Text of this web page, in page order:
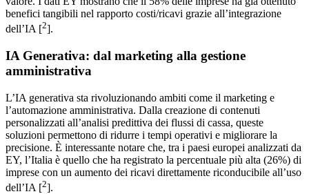
benefici tangibili nel rapporto costi/ricavi grazie all’integrazione
dell’IA [2].
IA Generativa: dal marketing alla gestione
amministrativa
L’IA generativa sta rivoluzionando ambiti come il marketing e
l’automazione amministrativa. Dalla creazione di contenuti
personalizzati all’analisi predittiva dei flussi di cassa, queste
soluzioni permettono di ridurre i tempi operativi e migliorare la
precisione. È interessante notare che, tra i paesi europei analizzati da
EY, l’Italia è quello che ha registrato la percentuale più alta (26%) di
imprese con un aumento dei ricavi direttamente riconducibile all’uso
dell’IA [2].